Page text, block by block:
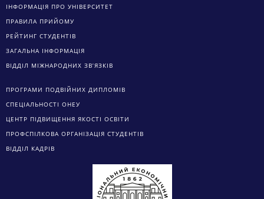
ІНФОРМАЦІЯ ПРО УНІВЕРСИТЕТ
ПРАВИЛА ПРИЙОМУ
РЕЙТИНГ СТУДЕНТІВ
ЗАГАЛЬНА ІНФОРМАЦІЯ
ВІДДІЛ МІЖНАРОДНИХ ЗВ’ЯЗКІВ
ПРОГРАМИ ПОДВІЙНИХ ДИПЛОМІВ
СПЕЦІАЛЬНОСТІ ОНЕУ
ЦЕНТР ПІДВИЩЕННЯ ЯКОСТІ ОСВІТИ
ПРОФСПІЛКОВА ОРГАНІЗАЦІЯ СТУДЕНТІВ
ВІДДІЛ КАДРІВ